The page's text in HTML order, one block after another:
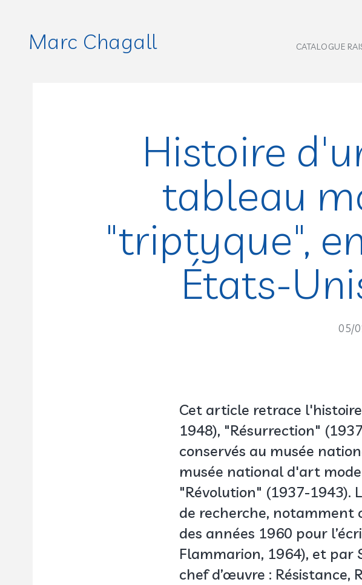
Marc Chagall CATALOGUE
Histoire
tableau
"triptyque",
États-
05/
Cet article retrace
1948), "Résurrection"
conservés au musée
musée national d'art
"Révolution" (1937-1943).
de recherche, notamment
des années 1960 pour
Flammarion, 1964), et par
chef d’œuvre : Résistance,